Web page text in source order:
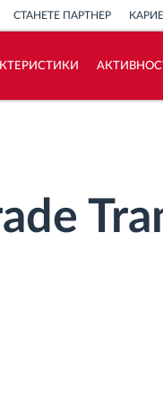
СТАНЕТЕ ПАРТНЕР